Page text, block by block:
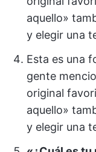
aquello»
y elegir una
Esta es una
gente
original
aquello»
y elegir una